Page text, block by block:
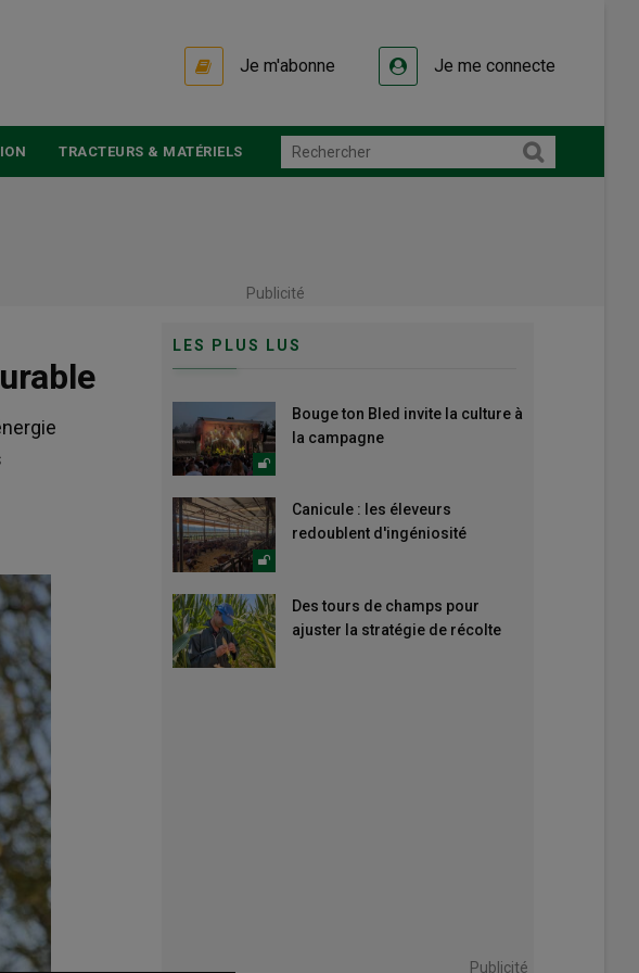
Je m'abonne Je me connecte
TRACTEURS & MATÉRIELS
Publicité
LES PLUS LUS
Bouge ton Bled invite la culture à
la campagne
Canicule : les éleveurs
redoublent d'ingéniosité
Des tours de champs pour
ajuster la stratégie de récolte
Publicité